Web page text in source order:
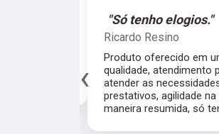
"Só tenho elogios."
Ricardo Resino
Produto oferecido em
qualidade, atendimento
atender as
prestativos, agilidade
maneira resumida, só
‹